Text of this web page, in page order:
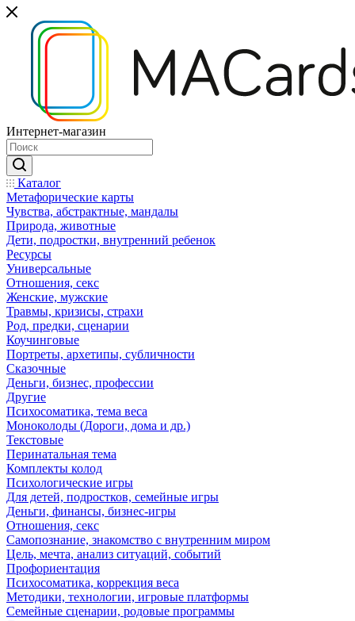
Интернет-магазин
Каталог
Mетафорические карты
Чувства, абстрактные, мандалы
Природа, животные
Дети, подростки, внутренний ребенок
Ресурсы
Универсальные
Отношения, секс
Женские, мужские
Травмы, кризисы, страхи
Род, предки, сценарии
Коучинговые
Портреты, архетипы, субличности
Сказочные
Деньги, бизнес, профессии
Другие
Психосоматика, тема веса
Моноколоды (Дороги, дома и др.)
Текстовые
Перинатальная тема
Комплекты колод
Психологические игры
Для детей, подростков, семейные игры
Деньги, финансы, бизнес-игры
Отношения, секс
Самопознание, знакомство с внутренним миром
Цель, мечта, анализ ситуаций, событий
Профориентация
Психосоматика, коррекция веса
Методики, технологии, игровые платформы
Семейные сценарии, родовые программы